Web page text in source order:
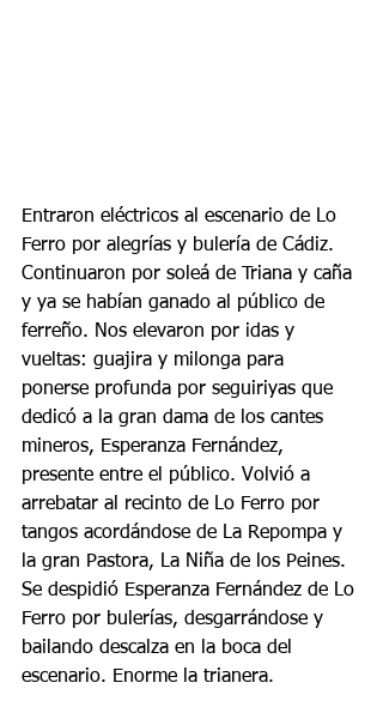
Entraron eléctricos al escenario de Lo
Ferro por alegrías y bulería de Cádiz.
Continuaron por soleá de Triana y caña
y ya se habían ganado al público de
ferreño. Nos elevaron por idas y
vueltas: guajira y milonga para
ponerse profunda por seguiriyas que
dedicó a la gran dama de los cantes
mineros, Esperanza Fernández,
presente entre el público. Volvió a
arrebatar al recinto de Lo Ferro por
tangos acordándose de La Repompa y
la gran Pastora, La Niña de los Peines.
Se despidió Esperanza Fernández de Lo
Ferro por bulerías, desgarrándose y
bailando descalza en la boca del
escenario. Enorme la trianera.